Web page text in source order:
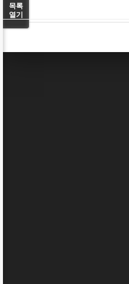
목록
열기